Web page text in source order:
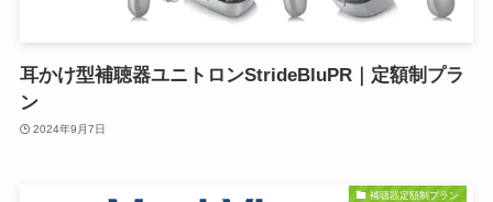
耳かけ型補聴器ユニトロンStrideBluPR｜定額制プラ
ン
2024年9月7日
補聴器定額制プラン